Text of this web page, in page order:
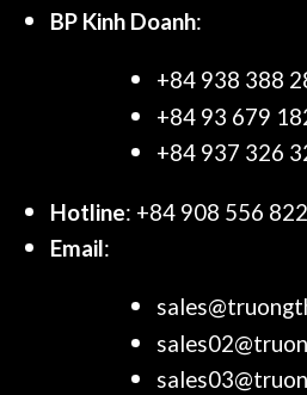
BP Kinh Doanh:
+84 938 388
+84 93 679
+84 937 326
Hotline: +84 908 556 822
Email: